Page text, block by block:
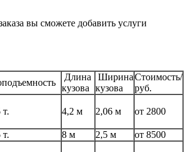
вы сможете добавить услуги
Длина
кузова
Ширина
кузова
Стоимость/
руб.
т. 4,2 м 2,06 м от 2800
т. 8 м 2,5 м
от 8500